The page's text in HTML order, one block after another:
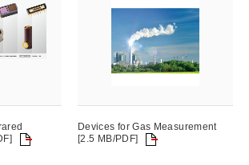
Devices for Gas Measurement
[2.5 MB/PDF]